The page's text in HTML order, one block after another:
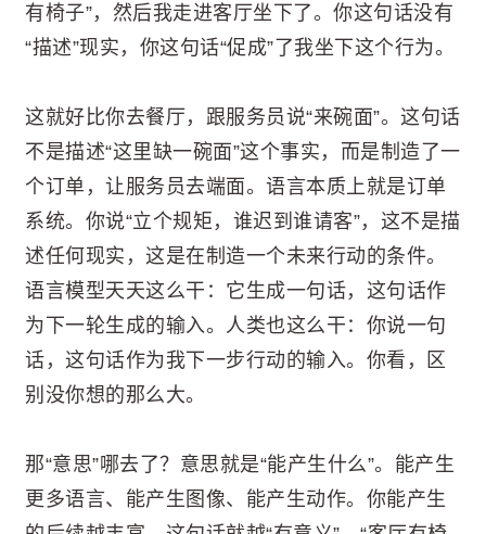
有椅子”，然后我走进客厅坐下了。你这句话没有
“描述”现实，你这句话“促成”了我坐下这个行为。
这就好比你去餐厅，跟服务员说“来碗面”。这句话
不是描述“这里缺一碗面”这个事实，而是制造了一
个订单，让服务员去端面。语言本质上就是订单
系统。你说“立个规矩，谁迟到谁请客”，这不是描
述任何现实，这是在制造一个未来行动的条件。
语言模型天天这么干：它生成一句话，这句话作
为下一轮生成的输入。人类也这么干：你说一句
话，这句话作为我下一步行动的输入。你看，区
别没你想的那么大。
那“意思”哪去了？意思就是“能产生什么”。能产生
更多语言、能产生图像、能产生动作。你能产生